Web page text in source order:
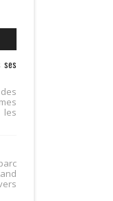
ses
les